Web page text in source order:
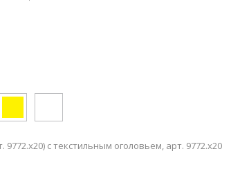
с текстильным оголовьем, арт. 9772.x20